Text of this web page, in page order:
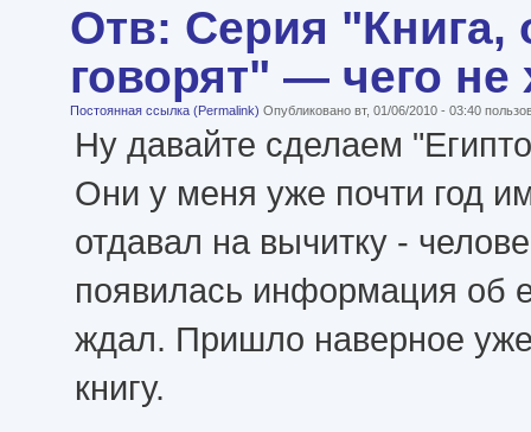
Отв: Серия "Книга,
говорят" — чего не
Постоянная ссылка (Permalink) Опубликовано вт, 01/06/2010 - 03:40
Ну давайте сделаем
Они у меня уже почти год
отдавал на вычитку -
появилась информация об
ждал. Пришло наверное
книгу.